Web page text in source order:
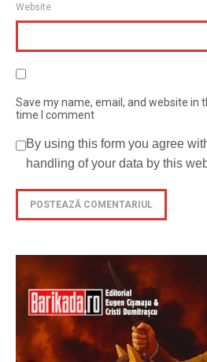
Website
Save my name, email, and website in
time I comment
By using this form you agree
handling of your data by this